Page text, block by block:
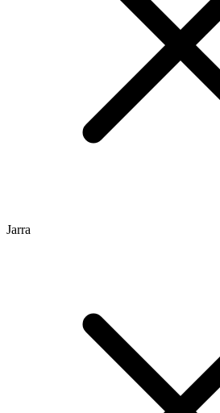
Jarra